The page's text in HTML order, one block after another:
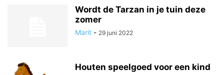
Wordt de Tarzan in je tuin deze
zomer
Marit - 29 juni 2022
Houten speelgoed voor een kind